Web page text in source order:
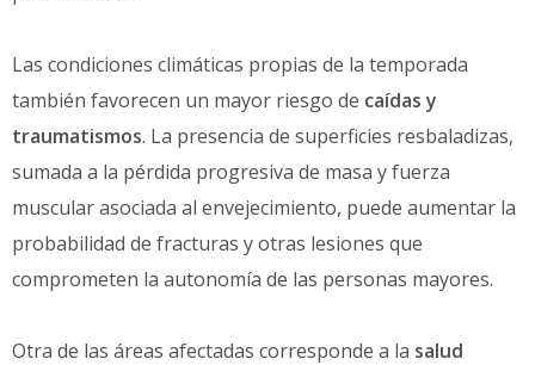
Las condiciones climáticas propias de la temporada
también favorecen un mayor riesgo de caídas y
traumatismos. La presencia de superficies resbaladizas,
sumada a la pérdida progresiva de masa y fuerza
muscular asociada al envejecimiento, puede aumentar la
probabilidad de fracturas y otras lesiones que
comprometen la autonomía de las personas mayores.
Otra de las áreas afectadas corresponde a la salud